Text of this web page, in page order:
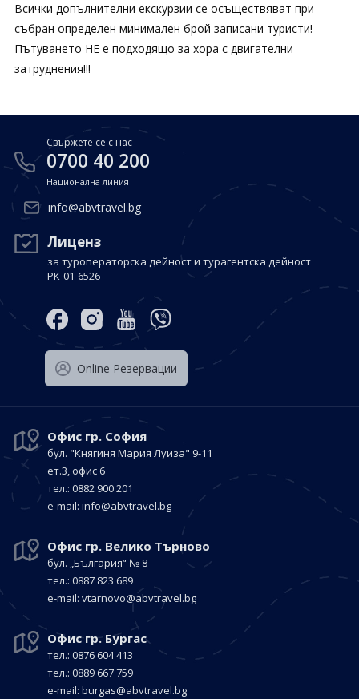
Всички допълнителни екскурзии се осъществяват при
събран определен минимален брой записани туристи!
Пътуването НЕ е подходящо за хора с двигателни
затруднения!!!
Свържете се с нас
0700 40 200
Национална линия
info@abvtravel.bg
Лиценз
за туроператорска дейност и турагентска дейност
РК-01-6526
Оnline Резервации
Офис гр. София
бул. "Княгиня Мария Луиза" 9-11
ет.3, офис 6
тел.: 0882 900 201
е-mail: info@abvtravel.bg
Офис гр. Велико Търново
бул. „България“ № 8
тел.: 0887 823 689
е-mail: vtarnovo@abvtravel.bg
Офис гр. Бургас
тел.: 0876 604 413
тел.: 0889 667 759
е-mail: burgas@abvtravel.bg